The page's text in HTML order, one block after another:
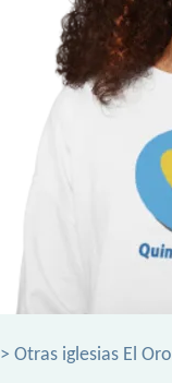
> Otras iglesias El Oro